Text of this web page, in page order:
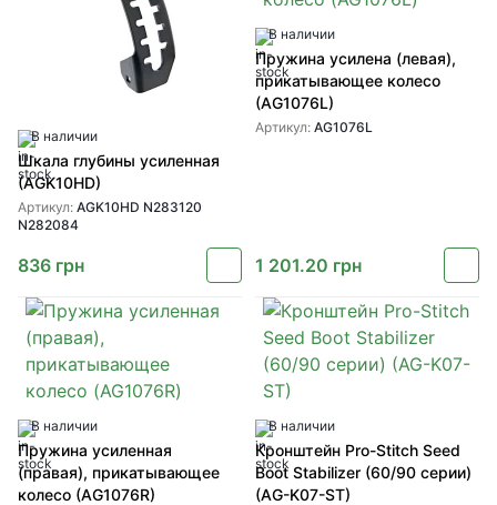
В наличии
Шкала глубины усиленная
(AGK10HD)
Артикул: AGK10HD N283120
N282084
836 грн
В наличии
Пружина усилена (левая),
прикатывающее колесо
(AG1076L)
Артикул: AG1076L
1 201.20 грн
В наличии
Пружина усиленная
(правая), прикатывающее
колесо (AG1076R)
В наличии
Кронштейн Pro-Stitch Seed
Boot Stabilizer (60/90 серии)
(AG-K07-ST)